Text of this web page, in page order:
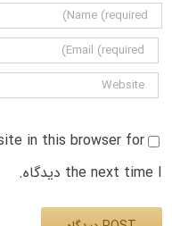
in this browser for
the next time I دیدگاه.